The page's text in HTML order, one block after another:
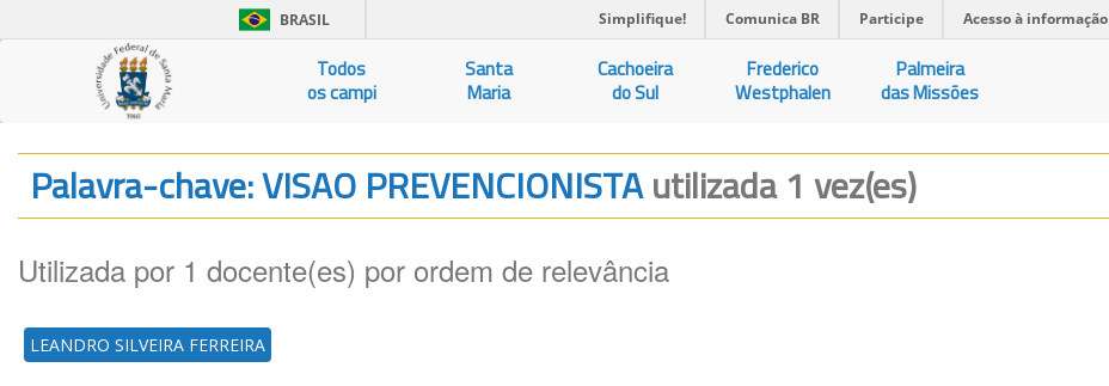
BRASIL Simplifique! Comunica BR Participe Acesso à informação
Todos
os campi
Santa
Maria
Cachoeira
do Sul
Frederico
Westphalen
Palmeira
das Missões
Palavra-chave: VISAO PREVENCIONISTAutilizada 1 vez(es)
Utilizada por 1 docente(es) por ordem de relevância
LEANDRO SILVEIRA FERREIRA